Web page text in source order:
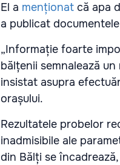
El a menționat că apa
a publicat
„Informație foarte
bălțenii semnalează
insistat asupra
orașului.
Rezultatele probelor
inadmisibile ale
din Bălți se